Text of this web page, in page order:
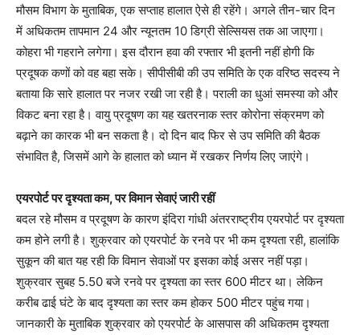
मौसम विभाग के मुताबिक, एक सप्ताह हालात ऐसे ही रहेंगे। अगले तीन-चार दिन
में अधिकतम तापमान 24 और न्यूनतम 10 डिग्री सेल्सियस तक आ जाएगा।
कोहरा भी गहराने लगेगा। इस दौरान हवा की रफ्तार भी इतनी नहीं होगी कि
प्रदूषक कणों को वह बहा सके। सीपीसीबी की उप समिति के एक वरिष्ठ सदस्य ने
बताया कि सारे हालात पर नजर रखी जा रही है। पराली का धुआं समस्या को और
विकट बना रहा है। वायु प्रदूषण का यह खतरनाक स्तर कोरोना संक्रमण को
बढ़ाने का कारक भी बन सकता है। दो दिन बाद फिर से उप समिति की बैठक
संभावित है, जिसमें आगे के हालात को ध्यान में रखकर निर्णय लिए जाएंगे।
एयरपोर्ट पर दृश्यता कम, पर विमान सेवाएं जारी रहीं
बदल रहे मौसम व प्रदूषण के कारण इंदिरा गांधी अंतरराष्ट्रीय एयरपोर्ट पर दृश्यता
कम होने लगी है। शुक्रवार को एयरपोर्ट के रनवे पर भी कम दृश्यता रही, हालांकि
सुकून की बात यह रही कि विमान सेवाओं पर इसका कोई असर नहीं पड़ा।
शुक्रवार सुबह 5.50 बजे रनवे पर दृश्यता का स्तर 600 मीटर था। लेकिन
करीब ढाई घंटे के बाद दृश्यता का स्तर कम होकर 500 मीटर पहुंच गया।
जानकारी के मुताबिक शुक्रवार को एयरपोर्ट के आसपास की अधिकतम दृश्यता